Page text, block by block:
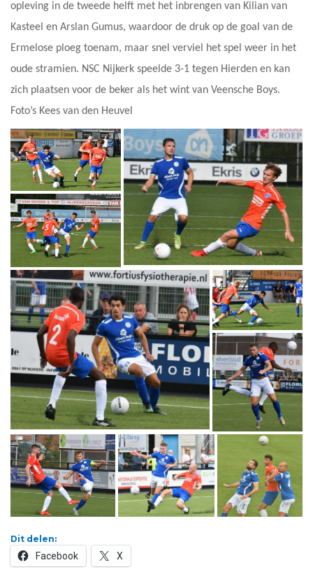
opleving in de tweede helft met het inbrengen van Kilian van
Kasteel en Arslan Gumus, waardoor de druk op de goal van de
Ermelose ploeg toenam, maar snel verviel het spel weer in het
oude stramien. NSC Nijkerk speelde 3-1 tegen Hierden en kan
zich plaatsen voor de beker als het wint van Veensche Boys.
Foto’s Kees van den Heuvel
Dit delen:
Facebook X